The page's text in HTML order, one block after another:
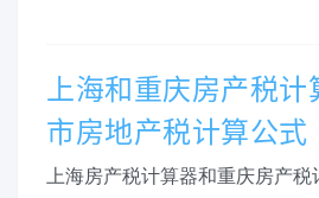
上海和重庆房产税计
市房地产税计算公式
上海房产税计算器和重庆房产